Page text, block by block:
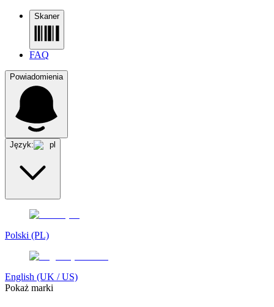
Skaner
FAQ
Powiadomienia
Język: pl
Polski (PL)
English (UK / US)
Pokaż marki